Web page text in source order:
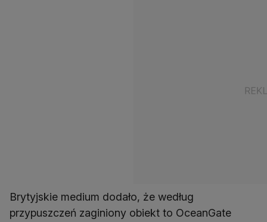
Brytyjskie medium dodało, że według
przypuszczeń zaginiony obiekt to OceanGate